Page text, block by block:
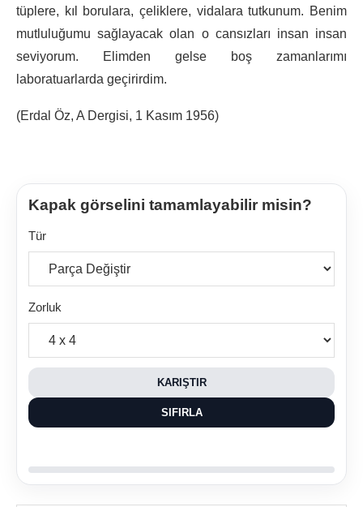
tüplere, kıl borulara, çeliklere, vidalara tutkunum. Benim
mutluluğumu sağlayacak olan o cansızları insan insan
seviyorum. Elimden gelse boş zamanlarımı
laboratuarlarda geçirirdim.
(Erdal Öz, A Dergisi, 1 Kasım 1956)
Kapak görselini tamamlayabilir misin?
Tür
Zorluk
KARIŞTIR
SIFIRLA